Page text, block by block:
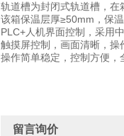
轨道槽为封闭式轨道槽，
该箱保温层厚≥50mm，保
PLC+人机界面控制，采用
触摸屏控制，画面清晰，操
操作简单稳定，控制方便
留言询价